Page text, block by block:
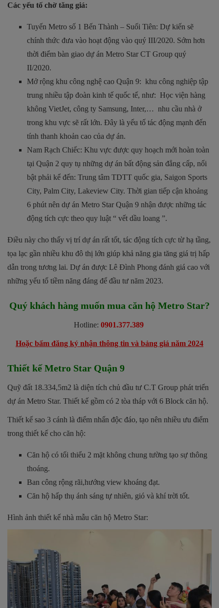
Các yếu tố chờ tăng giá:
Tuyến Metro số 1 Bến Thành – Suối Tiên: Dự kiến sẽ
chính thức đưa vào hoạt động vào quý III/2020. Sớm hơn
thời điểm bàn giao dự án Metro Star CT Group quý
II/2020.
Mở rộng khu công nghệ cao Quận 9: khu công nghiệp tập
trung nhiều tập đoàn kinh tế quốc tế, như: Học viện hàng
không VietJet, công ty Samsung, Inter,… nhu cầu nhà ở
trong khu vực sẽ rất lớn. Đây là yếu tố tác động mạnh đến
tính thanh khoản cao của dự án.
Nam Rạch Chiếc: Khu vực được quy hoạch mới hoàn toàn
tại Quận 2 quy tụ những dự án bất động sản đẳng cấp, nổi
bật phải kể đến: Trung tâm TDTT quốc gia, Saigon Sports
City, Palm City, Lakeview City. Thời gian tiếp cận khoảng
6 phút nên dự án Metro Star Quận 9 nhận được những tác
động tích cực theo quy luật “ vết dầu loang ”.
Điều này cho thấy vị trí dự án rất tốt, tác động tích cực từ hạ tầng,
tọa lạc gần nhiều khu đô thị lớn giúp khả năng gia tăng giá trị hấp
dẫn trong tương lai. Dự án được Lê Đình Phong đánh giá cao với
những yếu tố tiềm năng đáng để đầu tư năm 2023.
Quý khách hàng muốn mua căn hộ Metro Star?
Hotline: 0901.377.389
Hoặc bấm đăng ký nhận thông tin và bảng giá năm 2024
Thiết kế Metro Star Quận 9
Quỹ đất 18.334,5m2 là diện tích chủ đầu tư C.T Group phát triển
dự án Metro Star. Thiết kế gồm có 2 tòa tháp với 6 Block căn hộ.
Thiết kế sao 3 cánh là điểm nhấn độc đáo, tạo nên nhiều ưu điểm
trong thiết kế cho căn hộ:
Căn hộ có tối thiểu 2 mặt không chung tường tạo sự thông
thoáng.
Ban công rộng rãi,hướng view khoáng đạt.
Căn hộ hấp thụ ánh sáng tự nhiên, gió và khí trời tốt.
Hình ảnh thiết kế nhà mẫu căn hộ Metro Star: